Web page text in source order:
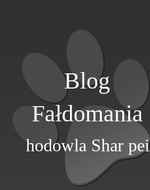
Blog
Fałdomania
hodowla Shar pei